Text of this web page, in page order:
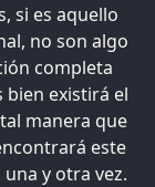
si es aquello
no son algo
completa
bien existirá el
manera que
este
y otra vez.